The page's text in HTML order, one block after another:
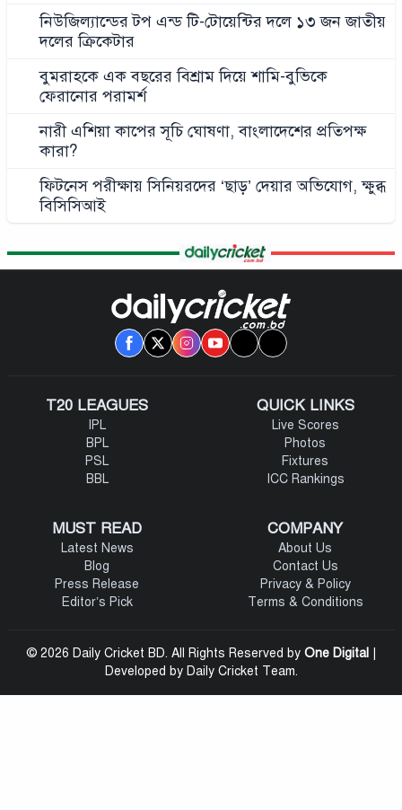
নিউজিল্যান্ডের টপ এন্ড টি-টোয়েন্টির দলে ১৩ জন জাতীয়
দলের ক্রিকেটার
বুমরাহকে এক বছরের বিশ্রাম দিয়ে শামি-বুভিকে
ফেরানোর পরামর্শ
নারী এশিয়া কাপের সূচি ঘোষণা, বাংলাদেশের প্রতিপক্ষ
কারা?
ফিটনেস পরীক্ষায় সিনিয়রদের ‘ছাড়’ দেয়ার অভিযোগ, ক্ষুব্ধ
বিসিসিআই
T20 LEAGUES
IPL
BPL
PSL
BBL
QUICK LINKS
Live Scores
Photos
Fixtures
ICC Rankings
MUST READ
Latest News
Blog
Press Release
Editor’s Pick
COMPANY
About Us
Contact Us
Privacy & Policy
Terms & Conditions
© 2026 Daily Cricket BD. All Rights Reserved by One Digital|
Developed by Daily Cricket Team.